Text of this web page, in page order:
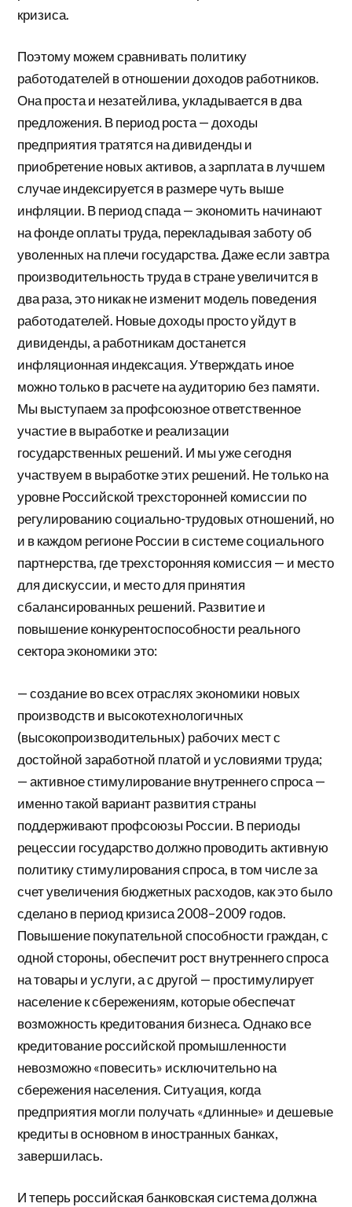
кризиса.
Поэтому можем сравнивать политику
работодателей в отношении доходов работников.
Она проста и незатейлива, укладывается в два
предложения. В период роста — доходы
предприятия тратятся на дивиденды и
приобретение новых активов, а зарплата в лучшем
случае индексируется в размере чуть выше
инфляции. В период спада — экономить начинают
на фонде оплаты труда, перекладывая заботу об
уволенных на плечи государства. Даже если завтра
производительность труда в стране увеличится в
два раза, это никак не изменит модель поведения
работодателей. Новые доходы просто уйдут в
дивиденды, а работникам достанется
инфляционная индексация. Утверждать иное
можно только в расчете на аудиторию без памяти.
Мы выступаем за профсоюзное ответственное
участие в выработке и реализации
государственных решений. И мы уже сегодня
участвуем в выработке этих решений. Не только на
уровне Российской трехсторонней комиссии по
регулированию социально-трудовых отношений, но
и в каждом регионе России в системе социального
партнерства, где трехсторонняя комиссия — и место
для дискуссии, и место для принятия
сбалансированных решений. Развитие и
повышение конкурентоспособности реального
сектора экономики это:
— создание во всех отраслях экономики новых
производств и высокотехнологичных
(высокопроизводительных) рабочих мест с
достойной заработной платой и условиями труда;
— активное стимулирование внутреннего спроса —
именно такой вариант развития страны
поддерживают профсоюзы России. В периоды
рецессии государство должно проводить активную
политику стимулирования спроса, в том числе за
счет увеличения бюджетных расходов, как это было
сделано в период кризиса 2008–2009 годов.
Повышение покупательной способности граждан, с
одной стороны, обеспечит рост внутреннего спроса
на товары и услуги, а с другой — простимулирует
население к сбережениям, которые обеспечат
возможность кредитования бизнеса. Однако все
кредитование российской промышленности
невозможно «повесить» исключительно на
сбережения населения. Ситуация, когда
предприятия могли получать «длинные» и дешевые
кредиты в основном в иностранных банках,
завершилась.
И теперь российская банковская система должна